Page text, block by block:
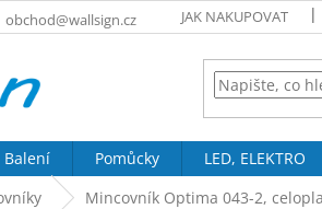
obchod@wallsign.cz JAK NAKUPOVAT
Balení Pomůcky LED, ELEKTRO
Mincovník Optima 043-2,